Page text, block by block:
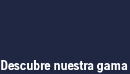
Descubre nuestra gama